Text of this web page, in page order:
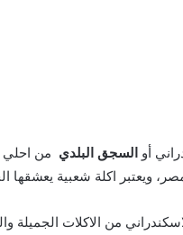
أو السجق البلدي من احلي
ويعتبر اكلة شعبية يعشقها
من الاكلات الجميلة